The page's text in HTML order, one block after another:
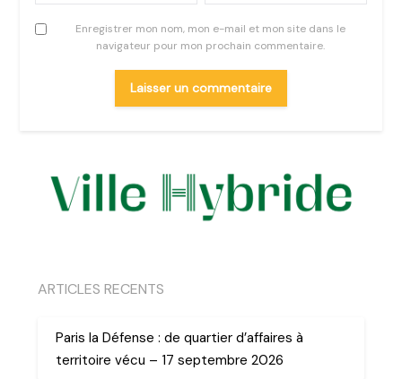
Enregistrer mon nom, mon e-mail et mon site dans le
navigateur pour mon prochain commentaire.
ARTICLES RECENTS
Paris la Défense : de quartier d’affaires à
territoire vécu – 17 septembre 2026